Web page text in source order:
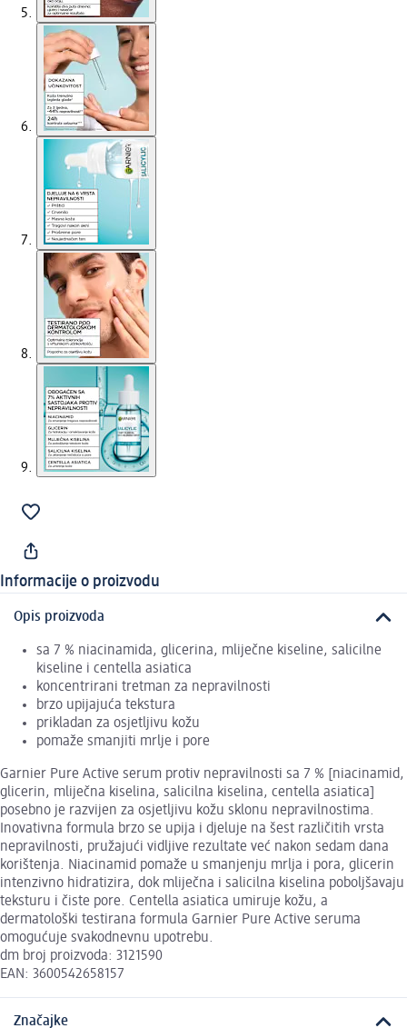
Informacije o proizvodu
Opis proizvoda
sa 7 % niacinamida, glicerina, mliječne kiseline, salicilne
kiseline i centella asiatica
koncentrirani tretman za nepravilnosti
brzo upijajuća tekstura
prikladan za osjetljivu kožu
pomaže smanjiti mrlje i pore
Garnier Pure Active serum protiv nepravilnosti sa 7 % [niacinamid,
glicerin, mliječna kiselina, salicilna kiselina, centella asiatica]
posebno je razvijen za osjetljivu kožu sklonu nepravilnostima.
Inovativna formula brzo se upija i djeluje na šest različitih vrsta
nepravilnosti, pružajući vidljive rezultate već nakon sedam dana
korištenja. Niacinamid pomaže u smanjenju mrlja i pora, glicerin
intenzivno hidratizira, dok mliječna i salicilna kiselina poboljšavaju
teksturu i čiste pore. Centella asiatica umiruje kožu, a
dermatološki testirana formula Garnier Pure Active seruma
omogućuje svakodnevnu upotrebu.
dm broj proizvoda: 3121590
EAN: 3600542658157
Značajke